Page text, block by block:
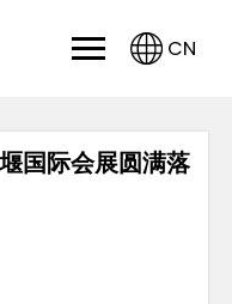
CN
国际会展圆满落